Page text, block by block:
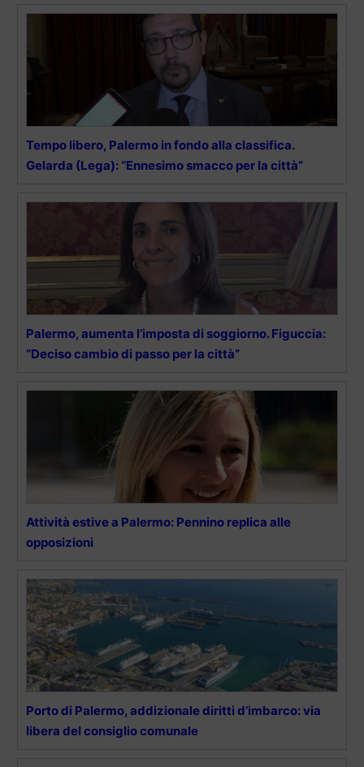
Tempo libero, Palermo in fondo alla classifica.
Gelarda (Lega): “Ennesimo smacco per la città”
Palermo, aumenta l’imposta di soggiorno. Figuccia:
“Deciso cambio di passo per la città”
Attività estive a Palermo: Pennino replica alle
opposizioni
Porto di Palermo, addizionale diritti d’imbarco: via
libera del consiglio comunale